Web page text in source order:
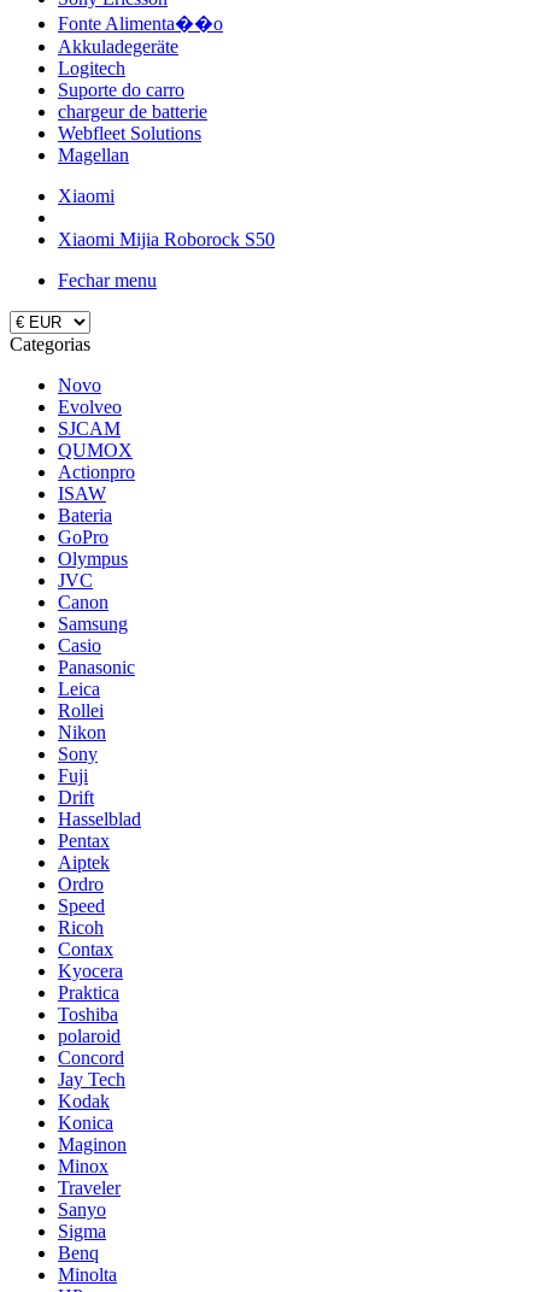
Fonte Alimenta��o
Akkuladegeräte
Logitech
Suporte do carro
chargeur de batterie
Webfleet Solutions
Magellan
Xiaomi
Xiaomi Mijia Roborock S50
Fechar menu
Categorias
Novo
Evolveo
SJCAM
QUMOX
Actionpro
ISAW
Bateria
GoPro
Olympus
JVC
Canon
Samsung
Casio
Panasonic
Leica
Rollei
Nikon
Sony
Fuji
Drift
Hasselblad
Pentax
Aiptek
Ordro
Speed
Ricoh
Contax
Kyocera
Praktica
Toshiba
polaroid
Concord
Jay Tech
Kodak
Konica
Maginon
Minox
Traveler
Sanyo
Sigma
Benq
Minolta